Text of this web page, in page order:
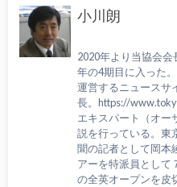
小川朗
2020年より当協会
年の4期目に入った
運営するニュースサ
長。https://
エキスパート（オー
説を行っている。東
聞の記者として岡本
アーを特派員として
の全英オープンを皮